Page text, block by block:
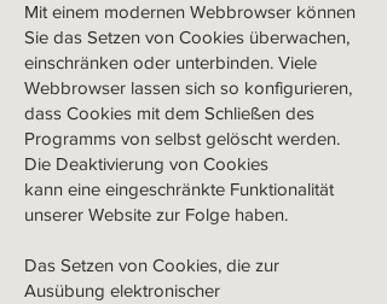
Mit einem modernen Webbrowser können
Sie das Setzen von Cookies überwachen,
einschränken oder unterbinden. Viele
Webbrowser lassen sich so konfigurieren,
dass Cookies mit dem Schließen des
Programms von selbst gelöscht werden.
Die Deaktivierung von Cookies
kann eine eingeschränkte Funktionalität
unserer Website zur Folge haben.
Das Setzen von Cookies, die zur
Ausübung elektronischer